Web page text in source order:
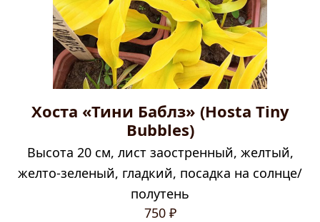
Хоста «Тини Баблз» (Hosta Tiny
Bubbles)
Высота 20 см, лист заостренный, желтый,
желто-зеленый, гладкий, посадка на солнце/
полутень
750 ₽